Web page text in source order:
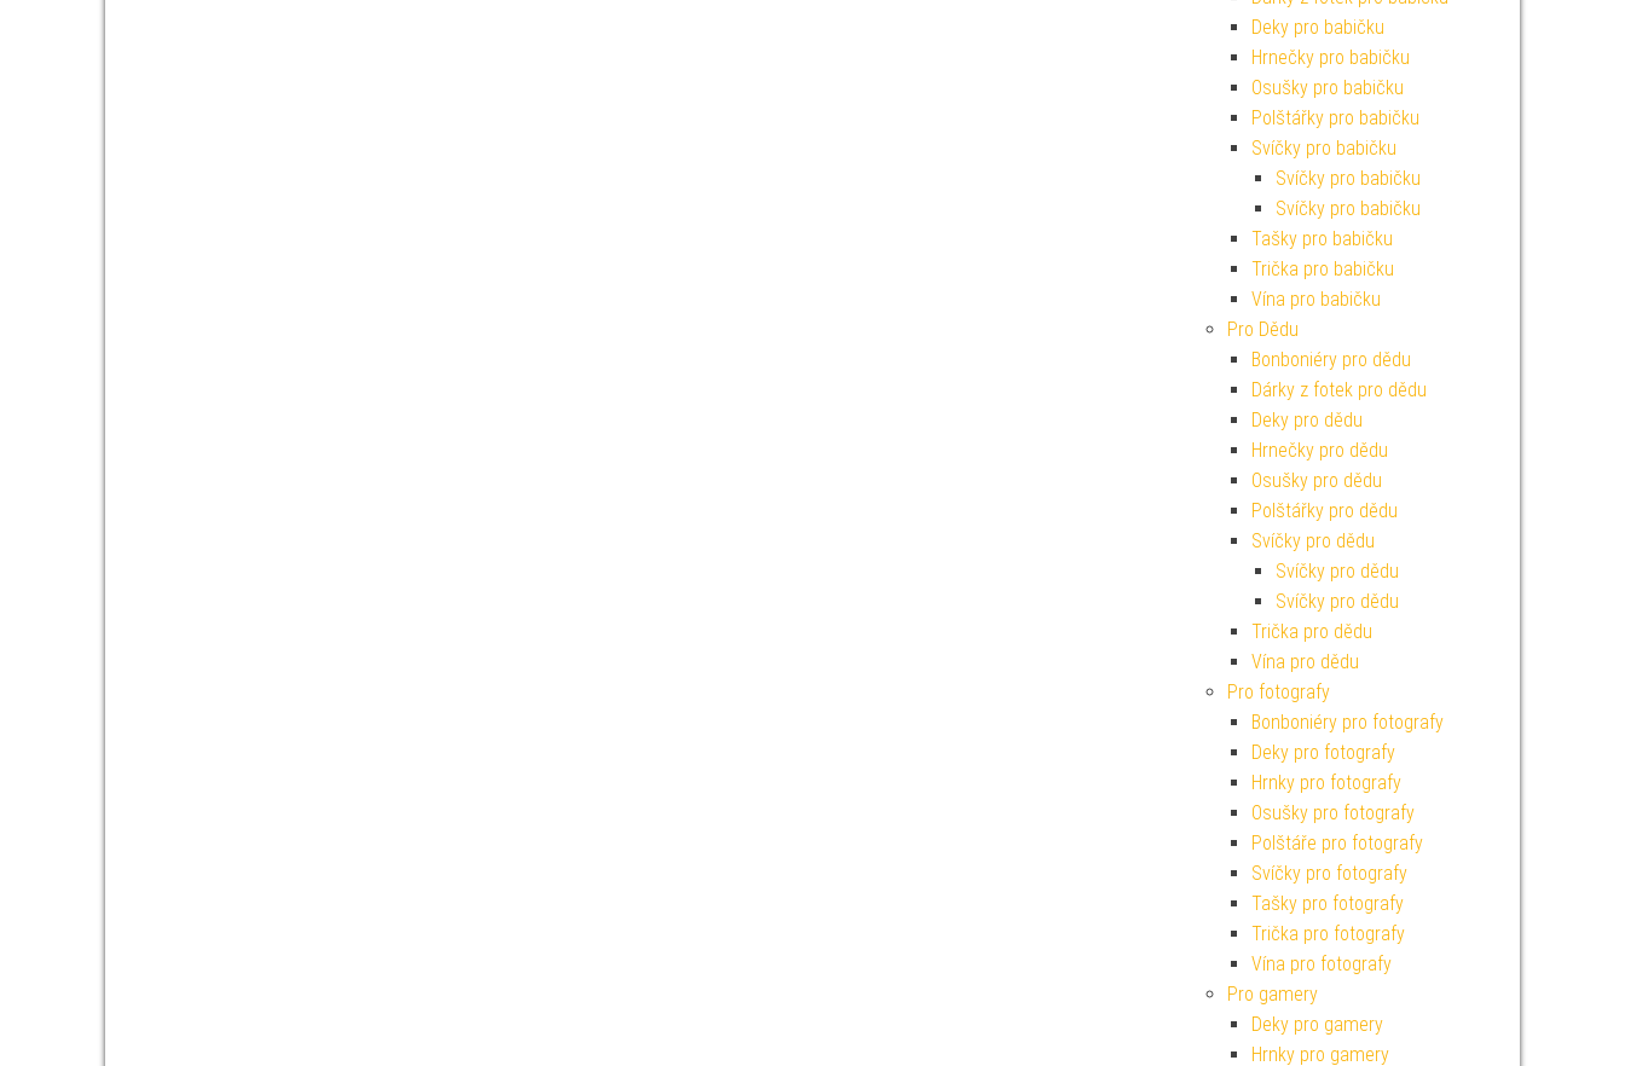
Deky pro babičku
Hrnečky pro babičku
Osušky pro babičku
Polštářky pro babičku
Svíčky pro babičku
Svíčky pro babičku
Svíčky pro babičku
Tašky pro babičku
Trička pro babičku
Vína pro babičku
Pro Dědu
Bonboniéry pro dědu
Dárky z fotek pro dědu
Deky pro dědu
Hrnečky pro dědu
Osušky pro dědu
Polštářky pro dědu
Svíčky pro dědu
Svíčky pro dědu
Svíčky pro dědu
Trička pro dědu
Vína pro dědu
Pro fotografy
Bonboniéry pro fotografy
Deky pro fotografy
Hrnky pro fotografy
Osušky pro fotografy
Polštáře pro fotografy
Svíčky pro fotografy
Tašky pro fotografy
Trička pro fotografy
Vína pro fotografy
Pro gamery
Deky pro gamery
Hrnky pro gamery